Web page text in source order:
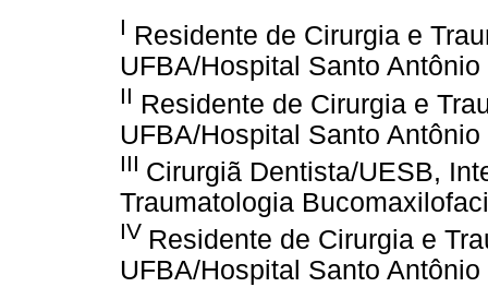
I Residente de Cirurgia e
UFBA/Hospital Santo Antônio
II Residente de Cirurgia e
UFBA/Hospital Santo Antônio
III Cirurgiã Dentista/UESB,
Traumatologia
IV Residente de Cirurgia e
UFBA/Hospital Santo Antônio